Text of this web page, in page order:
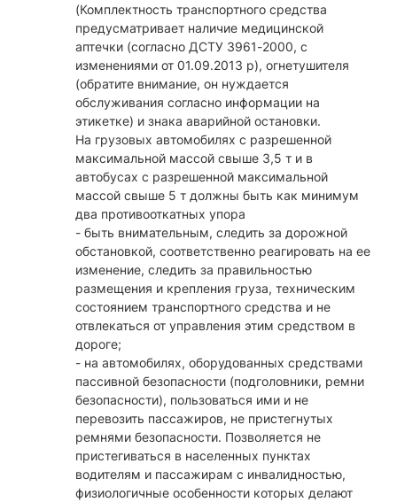
(Комплектность транспортного средства
предусматривает наличие медицинской
аптечки (согласно ДСТУ 3961-2000, с
изменениями от 01.09.2013 р), огнетушителя
(обратите внимание, он нуждается
обслуживания согласно информации на
этикетке) и знака аварийной остановки.
На грузовых автомобилях с разрешенной
максимальной массой свыше 3,5 т и в
автобусах с разрешенной максимальной
массой свыше 5 т должны быть как минимум
два противооткатных упора
- быть внимательным, следить за дорожной
обстановкой, соответственно реагировать на ее
изменение, следить за правильностью
размещения и крепления груза, техническим
состоянием транспортного средства и не
отвлекаться от управления этим средством в
дороге;
- на автомобилях, оборудованных средствами
пассивной безопасности (подголовники, ремни
безопасности), пользоваться ими и не
перевозить пассажиров, не пристегнутых
ремнями безопасности. Позволяется не
пристегиваться в населенных пунктах
водителям и пассажирам с инвалидностью,
физиологичные особенности которых делают